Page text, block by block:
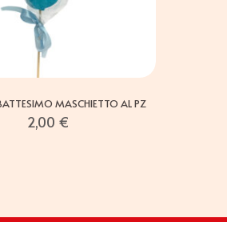
MASCHIETTO AL PZ
2,00 €